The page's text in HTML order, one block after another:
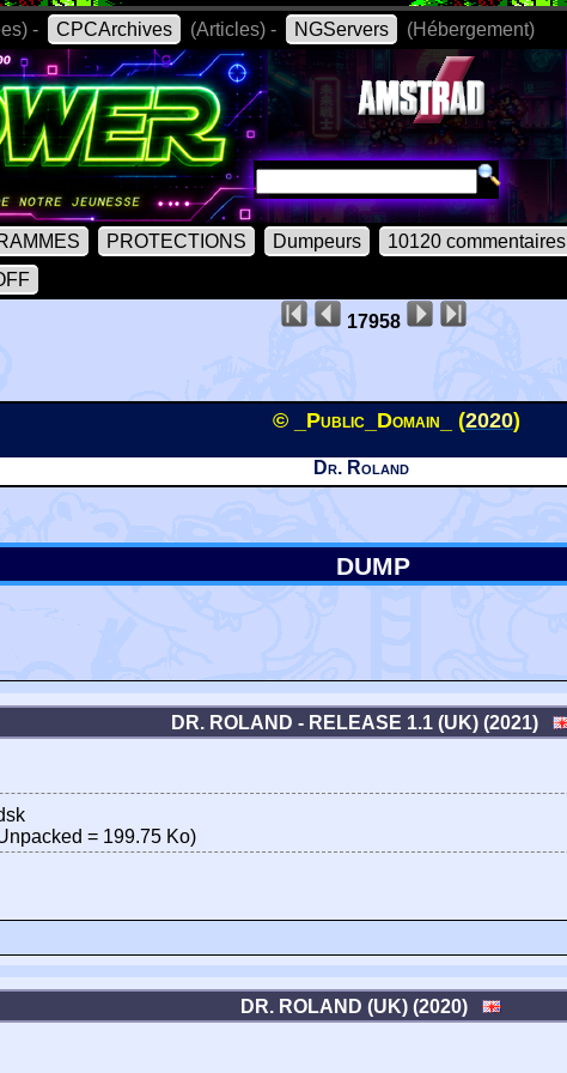
- CPCArchives (Articles) - NGServers (Hébergement)
PROTECTIONS Dumpeurs 10120 commentaires
17958
© _Public_Domain_ (2020)
Dr. Roland
DUMP
DR. ROLAND - RELEASE 1.1 (UK) (2021)
= 199.75 Ko)
DR. ROLAND (UK) (2020)